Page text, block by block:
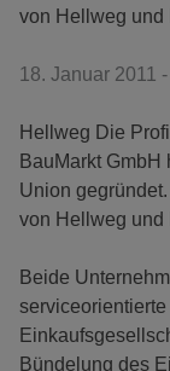
von Hellweg und
18. Januar 2011
Hellweg Die
BauMarkt
Union
von Hellweg und
Beide
Bündelung des